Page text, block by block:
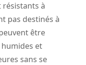
résistants à
pas destinés à
être
et
sans se